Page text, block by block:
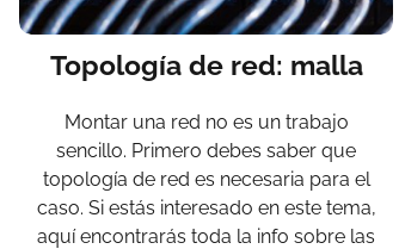
Topología de red: malla
Montar una red no es un trabajo
sencillo. Primero debes saber que
topología de red es necesaria para el
caso. Si estás interesado en este tema,
aquí encontrarás toda la info sobre las